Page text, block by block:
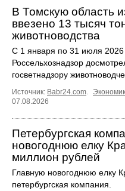
В Томскую область
ввезено 13 тысяч
животноводства
С 1 января по 31 июля 2026
Россельхознадзор
госветнадзору
Источник: Babr24.com
07.08.2026
Петербургская
новогоднюю елку
миллион рублей
Главную новогоднюю елку
петербургская компания.